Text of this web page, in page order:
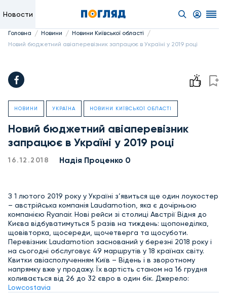
Новости
Головна / Новини / Новини Київської області /
Новий бюджетний авіаперевізник запрацює в Україні у 2019 році
НОВИНИ УКРАЇНА НОВИНИ КИЇВСЬКОЇ ОБЛАСТІ
Новий бюджетний авіаперевізник
запрацює в Україні у 2019 році
16.12.2018 Надiя Проценко 0
З 1 лютого 2019 року у Україні з’явиться ще один лоукостер
– австрійська компанія Laudamotion, яка є дочірньою
компанією Ryanair. Нові рейси зі столиці Австрії Відня до
Києва відбуватимуться 5 разів на тиждень: щопонеділка,
щовівторка, щосереди, щочетверга та щосуботи.
Перевізник Laudamotion заснований у березні 2018 року і
на сьогодні обслуговує 49 маршрутів у 18 країнах світу.
Квитки авіасполученням Київ – Відень і в зворотному
напрямку вже у продажу. Їх вартість станом на 16 грудня
коливається від 26 до 32 євро в один бік. Джерело:
Lowcostavia